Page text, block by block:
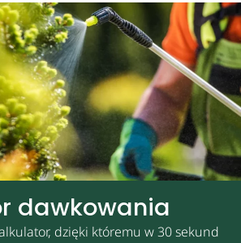
dawkowania
dzięki któremu w 30 sekund